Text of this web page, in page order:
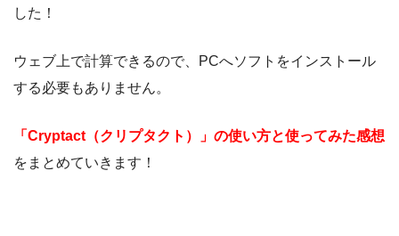
した！
ウェブ上で計算できるので、PCへソフトをインストール
する必要もありません。
「Cryptact（クリプタクト）」の使い方と使ってみた感想
をまとめていきます！